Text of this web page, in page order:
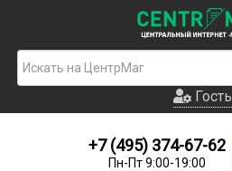
Гость
Новинки
Гость
+7 (495) 374-67-62
Пн-Пт 9:00-19:00